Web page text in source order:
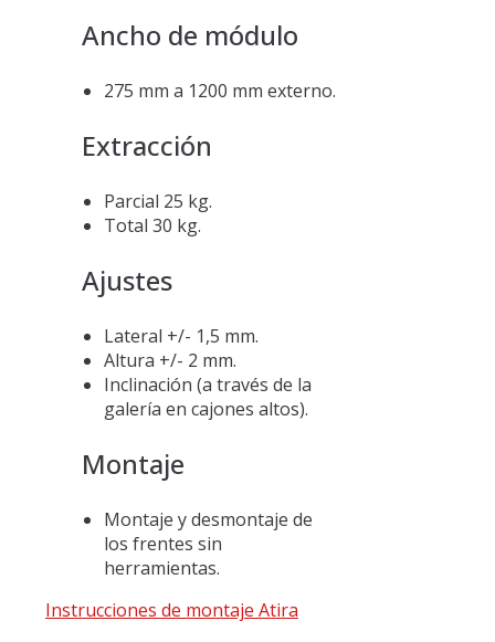
Ancho de módulo
275 mm a 1200 mm externo.
Extracción
Parcial 25 kg.
Total 30 kg.
Ajustes
Lateral +/- 1,5 mm.
Altura +/- 2 mm.
Inclinación (a través de la
galería en cajones altos).
Montaje
Montaje y desmontaje de
los frentes sin
herramientas.
Instrucciones de montaje Atira